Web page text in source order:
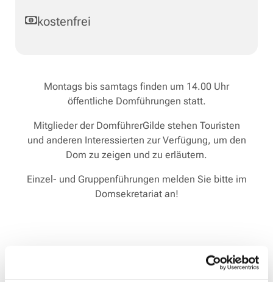
kostenfrei
Montags bis samtags finden um 14.00 Uhr
öffentliche Domführungen statt.
Mitglieder der DomführerGilde stehen Touristen
und anderen Interessierten zur Verfügung, um den
Dom zu zeigen und zu erläutern.
Einzel- und Gruppenführungen melden Sie bitte im
Domsekretariat an!